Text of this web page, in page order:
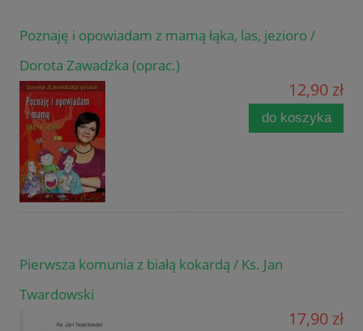
Poznaję i opowiadam z mamą łąka, las, jezioro /
Dorota Zawadzka (oprac.)
12,90 zł
do koszyka
Pierwsza komunia z białą kokardą / Ks. Jan
Twardowski
17,90 zł